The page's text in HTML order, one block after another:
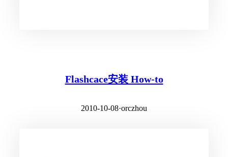
Flashcace安装 How-to
2010-10-08·orczhou